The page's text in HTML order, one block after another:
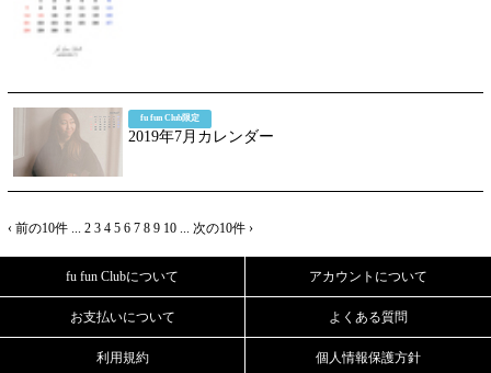
fu fun Club限定
2019年7月カレンダー
‹ 前の10件 ... 2 3 4 5 6 7 8 9 10 ... 次の10件 ›
fu fun Clubについて アカウントについて
お支払いについて よくある質問
利用規約 個人情報保護方針